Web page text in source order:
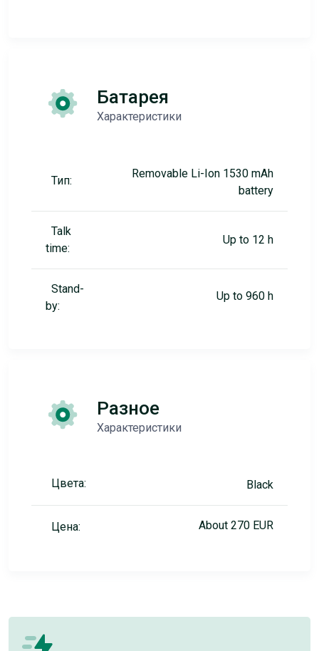
Батарея
Характеристики
Тип:
Removable Li-Ion 1530 mAh
battery
Talk
time:
Up to 12 h
Stand-
by:
Up to 960 h
Разное
Характеристики
Цвета: Black
Цена: About 270 EUR